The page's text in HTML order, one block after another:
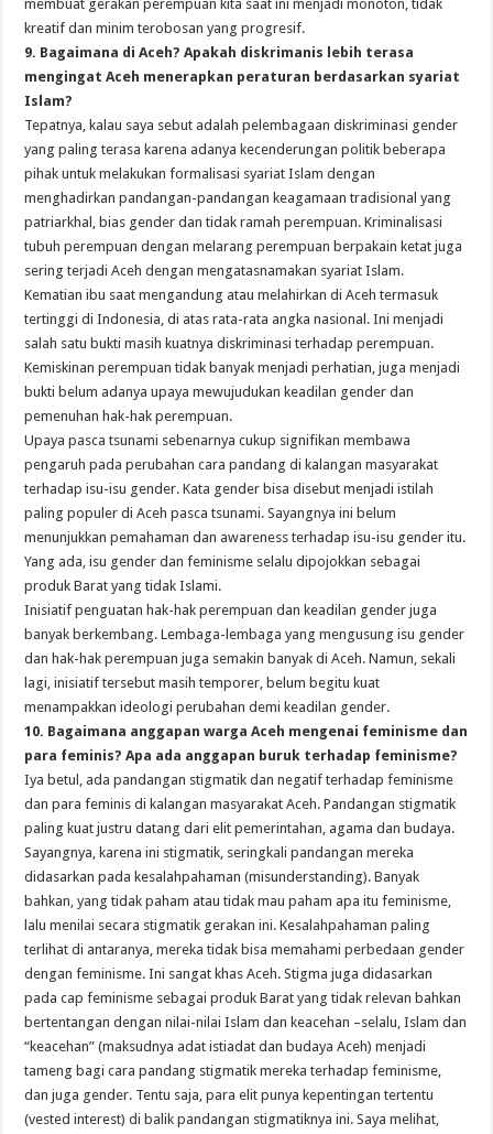
membuat gerakan perempuan kita saat ini menjadi monoton, tidak
kreatif dan minim terobosan yang progresif.
9. Bagaimana di Aceh? Apakah diskrimanis lebih terasa
mengingat Aceh menerapkan peraturan berdasarkan syariat
Islam?
Tepatnya, kalau saya sebut adalah pelembagaan diskriminasi gender
yang paling terasa karena adanya kecenderungan politik beberapa
pihak untuk melakukan formalisasi syariat Islam dengan
menghadirkan pandangan-pandangan keagamaan tradisional yang
patriarkhal, bias gender dan tidak ramah perempuan. Kriminalisasi
tubuh perempuan dengan melarang perempuan berpakain ketat juga
sering terjadi Aceh dengan mengatasnamakan syariat Islam.
Kematian ibu saat mengandung atau melahirkan di Aceh termasuk
tertinggi di Indonesia, di atas rata-rata angka nasional. Ini menjadi
salah satu bukti masih kuatnya diskriminasi terhadap perempuan.
Kemiskinan perempuan tidak banyak menjadi perhatian, juga menjadi
bukti belum adanya upaya mewujudukan keadilan gender dan
pemenuhan hak-hak perempuan.
Upaya pasca tsunami sebenarnya cukup signifikan membawa
pengaruh pada perubahan cara pandang di kalangan masyarakat
terhadap isu-isu gender. Kata gender bisa disebut menjadi istilah
paling populer di Aceh pasca tsunami. Sayangnya ini belum
menunjukkan pemahaman dan awareness terhadap isu-isu gender itu.
Yang ada, isu gender dan feminisme selalu dipojokkan sebagai
produk Barat yang tidak Islami.
Inisiatif penguatan hak-hak perempuan dan keadilan gender juga
banyak berkembang. Lembaga-lembaga yang mengusung isu gender
dan hak-hak perempuan juga semakin banyak di Aceh. Namun, sekali
lagi, inisiatif tersebut masih temporer, belum begitu kuat
menampakkan ideologi perubahan demi keadilan gender.
10. Bagaimana anggapan warga Aceh mengenai feminisme dan
para feminis? Apa ada anggapan buruk terhadap feminisme?
Iya betul, ada pandangan stigmatik dan negatif terhadap feminisme
dan para feminis di kalangan masyarakat Aceh. Pandangan stigmatik
paling kuat justru datang dari elit pemerintahan, agama dan budaya.
Sayangnya, karena ini stigmatik, seringkali pandangan mereka
didasarkan pada kesalahpahaman (misunderstanding). Banyak
bahkan, yang tidak paham atau tidak mau paham apa itu feminisme,
lalu menilai secara stigmatik gerakan ini. Kesalahpahaman paling
terlihat di antaranya, mereka tidak bisa memahami perbedaan gender
dengan feminisme. Ini sangat khas Aceh. Stigma juga didasarkan
pada cap feminisme sebagai produk Barat yang tidak relevan bahkan
bertentangan dengan nilai-nilai Islam dan keacehan –selalu, Islam dan
“keacehan” (maksudnya adat istiadat dan budaya Aceh) menjadi
tameng bagi cara pandang stigmatik mereka terhadap feminisme,
dan juga gender. Tentu saja, para elit punya kepentingan tertentu
(vested interest) di balik pandangan stigmatiknya ini. Saya melihat,